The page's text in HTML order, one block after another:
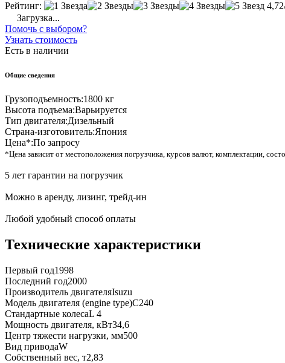
Рейтинг:
Загрузка...
Помочь с выбором?
Узнать стоимость
Есть в наличии
Общие сведения
Грузоподъемность:1800 кг
Высота подъема:Варьируется
Тип двигателя:Дизельный
Страна-изготовитель:Япония
Цена*:По запросу
*Цена зависит от местоположения погрузчика, курсов валют, комплектации,
5 лет гарантии на погрузчик
Можно в аренду, лизинг, трейд-ин
Любой удобный способ оплаты
Технические характеристики
Первый год1998
Последний год2000
Производитель двигателяIsuzu
Модель двигателя (engine type)C240
Стандартные колесаL 4
Мощность двигателя, кВт34,6
Центр тяжести нагрузки, мм500
Вид приводаW
Собственный вес, т2,83